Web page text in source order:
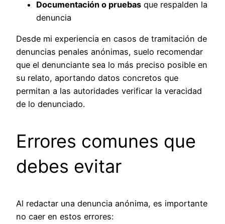
Documentación o pruebas que respalden la
denuncia
Desde mi experiencia en casos de tramitación de
denuncias penales anónimas, suelo recomendar
que el denunciante sea lo más preciso posible en
su relato, aportando datos concretos que
permitan a las autoridades verificar la veracidad
de lo denunciado.
Errores comunes que
debes evitar
Al redactar una denuncia anónima, es importante
no caer en estos errores: